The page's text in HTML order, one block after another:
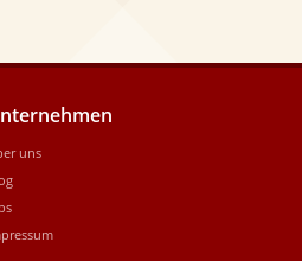
uns